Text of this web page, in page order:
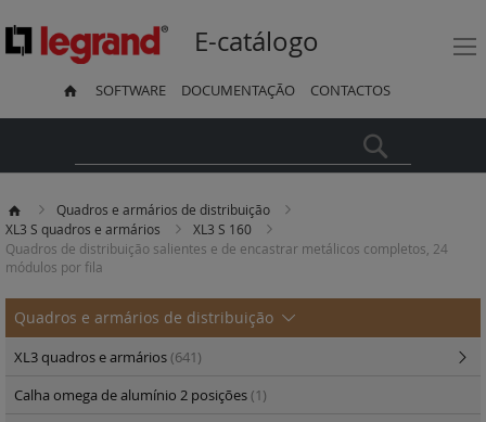
E-catálogo
SOFTWARE DOCUMENTAÇÃO CONTACTOS
Quadros e armários de distribuição
XL3 S quadros e armários
XL3 S 160
Quadros de distribuição salientes e de encastrar metálicos completos, 24
módulos por fila
Quadros e armários de distribuição
XL3 quadros e armários(641)
Calha omega de alumínio 2 posições(1)